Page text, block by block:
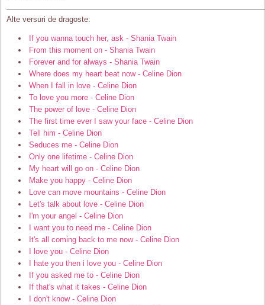
Alte versuri de dragoste:
If you wanna touch her, ask - Shania Twain
From this moment on - Shania Twain
Forever and for always - Shania Twain
Where does my heart beat now - Celine Dion
When I fall in love - Celine Dion
To love you more - Celine Dion
The power of love - Celine Dion
The first time ever I saw your face - Celine Dion
Tell him - Celine Dion
Seduces me - Celine Dion
Only one lifetime - Celine Dion
My heart will go on - Celine Dion
Make you happy - Celine Dion
Love can move mountains - Celine Dion
Let's talk about love - Celine Dion
I'm your angel - Celine Dion
I want you to need me - Celine Dion
It's all coming back to me now - Celine Dion
I love you - Celine Dion
I hate you then i love you - Celine Dion
If you asked me to - Celine Dion
If that's what it takes - Celine Dion
I don't know - Celine Dion